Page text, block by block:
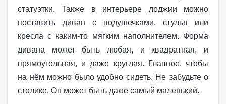
статуэтки. Также в интерьере лоджии можно
поставить диван с подушечками, стулья или
кресла с каким-то мягким наполнителем. Форма
дивана может быть любая, и квадратная, и
прямоугольная, и даже круглая. Главное, чтобы
на нём можно было удобно сидеть. Не забудьте о
столике. Он может быть даже самый маленький.